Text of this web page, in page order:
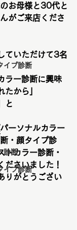
イプ診断
診断
イプ診断
お母様と30代と
がご来店くださ
ていただけて3名
ラー診断に興味
たから」
と
ーソナルカラー
・顔タイプ診
トカラー診断・
ださいました！
りがとうござい